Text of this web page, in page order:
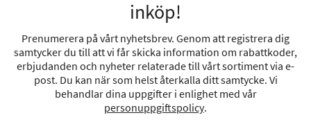
inköp!
Prenumerera på vårt nyhetsbrev. Genom att registrera dig
samtycker du till att vi får skicka information om rabattkoder,
erbjudanden och nyheter relaterade till vårt sortiment via e-
post. Du kan när som helst återkalla ditt samtycke. Vi
behandlar dina uppgifter i enlighet med vår
personuppgiftspolicy.